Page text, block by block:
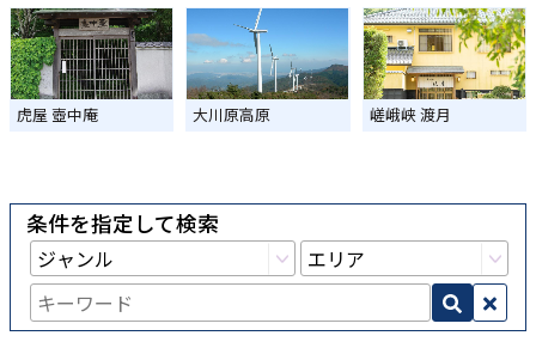
虎屋 壺中庵 大川原高原 嵯峨峡 渡月
条件を指定して検索